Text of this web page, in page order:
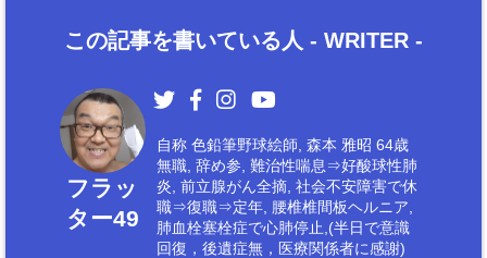
この記事を書いている人 - WRITER -
フラッ
ター49
自称 色鉛筆野球絵師, 森本 雅昭 64歳
無職, 辞め参, 難治性喘息⇒好酸球性肺
炎, 前立腺がん全摘, 社会不安障害で休
職⇒復職⇒定年, 腰椎椎間板ヘルニア,
肺血栓塞栓症で心肺停止,(半日で意識
回復，後遺症無，医療関係者に感謝)